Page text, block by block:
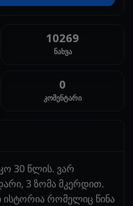
10269
ნახვა
0
კომენტარი
30 წლის. ვარ
3 ზომა მკერდით.
ისტორია რომელიც წინა